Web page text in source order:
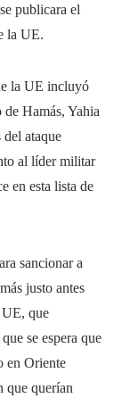
publicara el
la UE.
la UE incluyó
Hamás, Yahia
ataque
al líder militar
en esta lista de
sancionar a
justo antes
que
se espera que
en Oriente
que querían